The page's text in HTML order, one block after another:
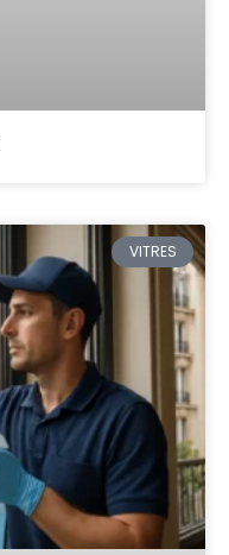
VITRES